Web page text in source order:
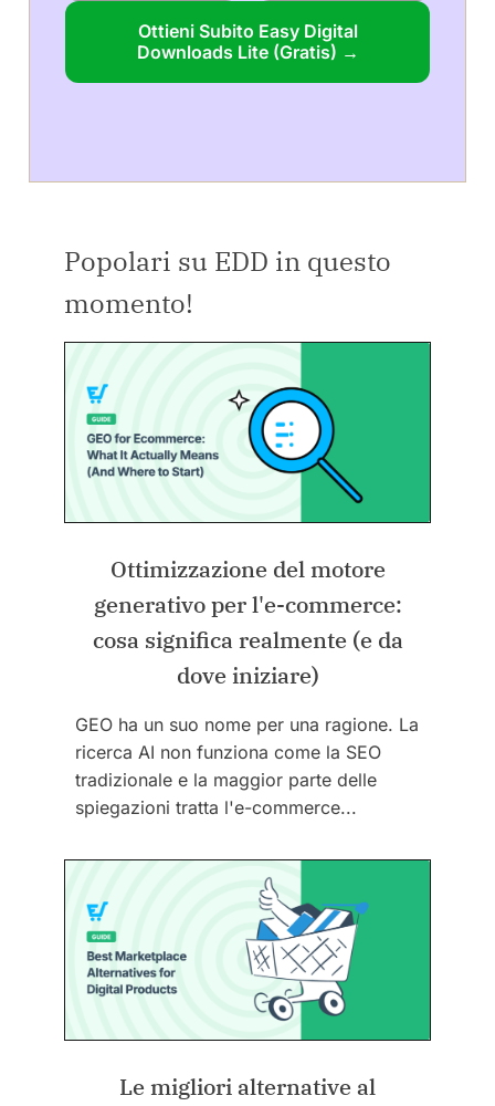
Ottieni Subito Easy Digital
Downloads Lite (Gratis) →
Popolari su EDD in questo
momento!
Ottimizzazione del motore
generativo per l'e-commerce:
cosa significa realmente (e da
dove iniziare)
GEO ha un suo nome per una ragione. La
ricerca AI non funziona come la SEO
tradizionale e la maggior parte delle
spiegazioni tratta l'e-commerce...
Le migliori alternative al